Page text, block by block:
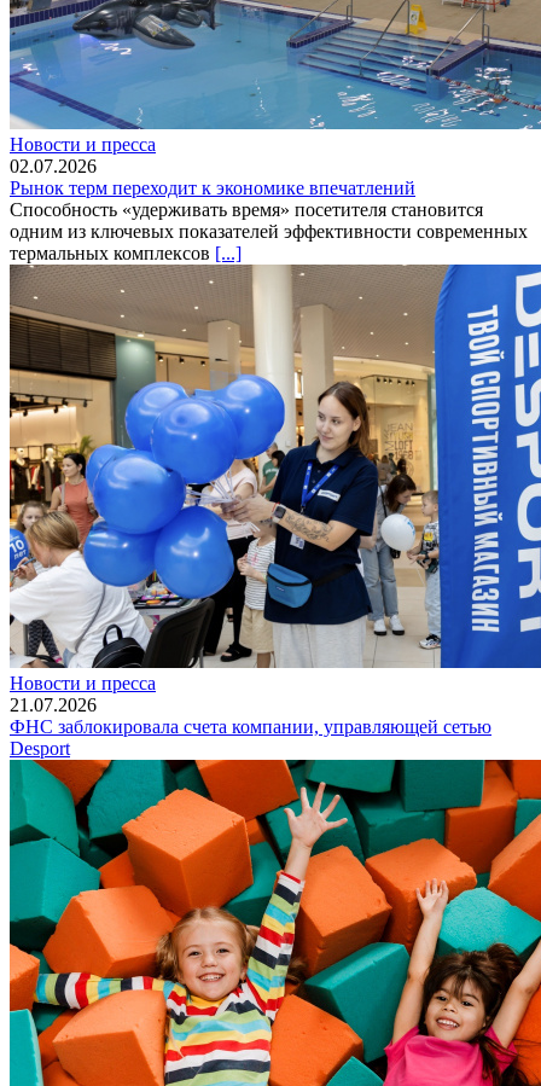
Новости и пресса
02.07.2026
Рынок терм переходит к экономике впечатлений
Способность «удерживать время» посетителя становится
одним из ключевых показателей эффективности современных
термальных комплексов [...]
Новости и пресса
21.07.2026
ФНС заблокировала счета компании, управляющей сетью
Desport